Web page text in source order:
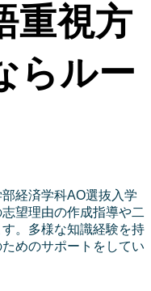
重視方
らルー
経済学科AO選抜入学
望理由の作成指導や二
。多様な知識経験を持
めのサポートをしてい